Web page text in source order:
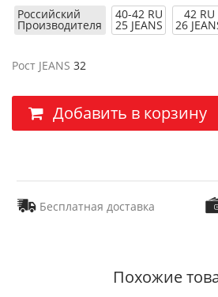
Российский
Производителя
40-42 RU
25 JEANS
42 RU
26
Рост JEANS 32
Добавить в корзину
Бесплатная доставка
Похожие